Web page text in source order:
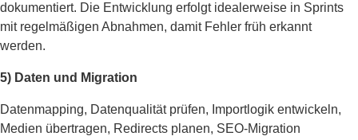
dokumentiert. Die Entwicklung erfolgt idealerweise in Sprints
mit regelmäßigen Abnahmen, damit Fehler früh erkannt
werden.
5) Daten und Migration
Datenmapping, Datenqualität prüfen, Importlogik entwickeln,
Medien übertragen, Redirects planen, SEO-Migration